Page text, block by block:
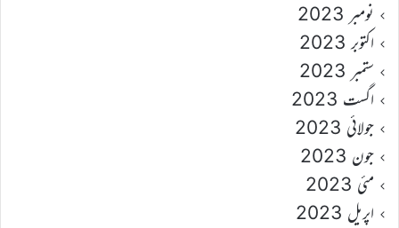
نومبر 2023
اکتوبر 2023
ستمبر 2023
اگست 2023
جولائی 2023
جون 2023
مئی 2023
اپریل 2023